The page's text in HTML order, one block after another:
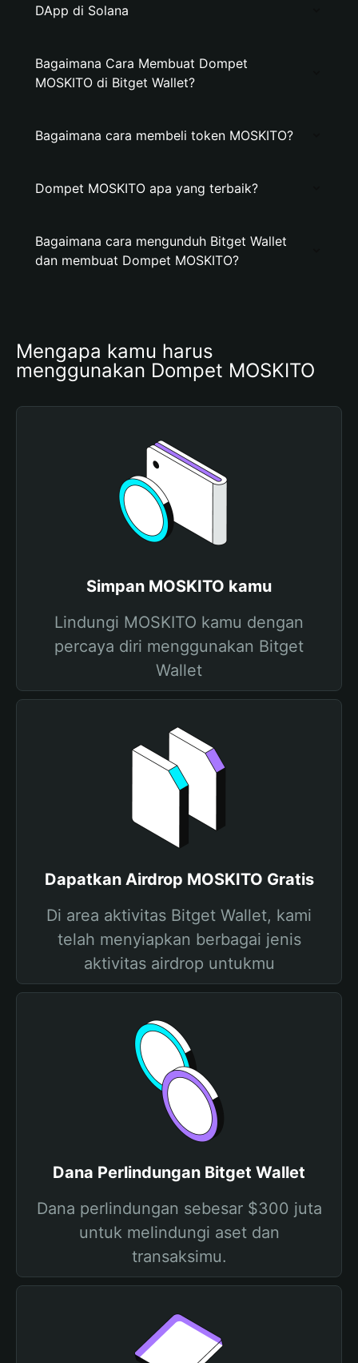
DApp di Solana
Bagaimana Cara Membuat Dompet
MOSKITO di Bitget Wallet?
Bagaimana cara membeli token MOSKITO?
Dompet MOSKITO apa yang terbaik?
Bagaimana cara mengunduh Bitget Wallet
dan membuat Dompet MOSKITO?
Mengapa kamu harus
menggunakan Dompet MOSKITO
Simpan MOSKITO kamu
Lindungi MOSKITO kamu dengan
percaya diri menggunakan Bitget
Wallet
Dapatkan Airdrop MOSKITO Gratis
Di area aktivitas Bitget Wallet, kami
telah menyiapkan berbagai jenis
aktivitas airdrop untukmu
Dana Perlindungan Bitget Wallet
Dana perlindungan sebesar $300 juta
untuk melindungi aset dan
transaksimu.